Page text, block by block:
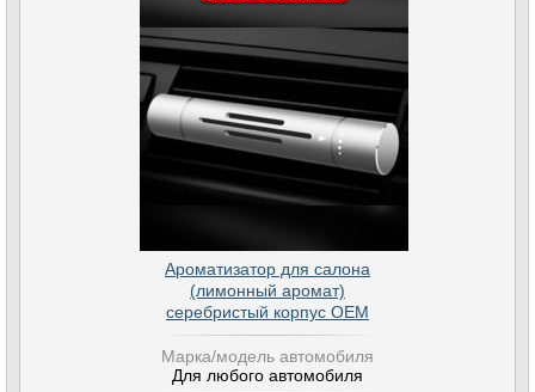
Ароматизатор для салона
(лимонный аромат)
серебристый корпус OEM
Марка/модель автомобиля
Для любого автомобиля